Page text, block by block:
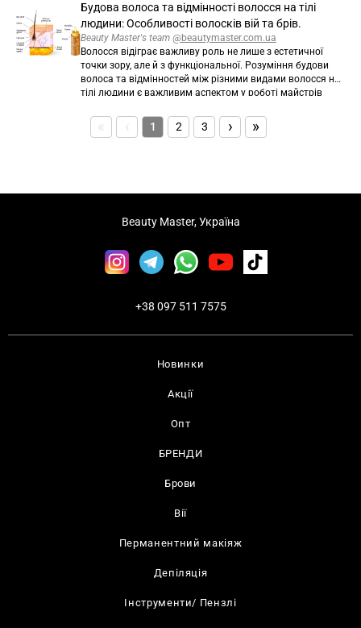
Будова волоса та відмінності волосся на тілі
людини: Особливості волосків вій та брів.
Beauty Master's team @beautymaster.com.ua
Волосся відіграє важливу роль не лише з естетичної
точки зору, але й з функціональної. Розуміння будови
волоса та відмінностей між різними видами волосся на
тілі людини є важливим аспектом у роботі майстрів
Волосся на різних ділянках тіла має свої особливості, які
впливають на методи догляду та використання різних
« ‹ 1 2 3 › »
Новинки
Акції
Опт
БРЕНДИ
Брови
Вії
Перманентний макіяж
Депіляція
Інструменти/ Пензлі
Beauty Master, Україна
+38 097 511 7575